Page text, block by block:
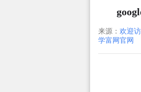
来源： 欢迎
学富网官网